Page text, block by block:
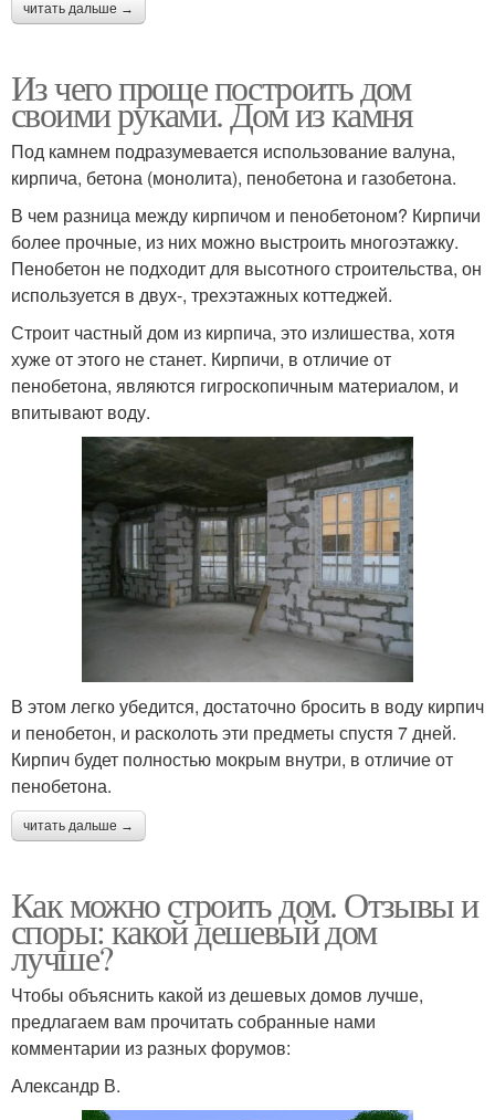
читать дальше →
Из чего проще построить дом
своими руками. Дом из камня
Под камнем подразумевается использование валуна,
кирпича, бетона (монолита), пенобетона и газобетона.
В чем разница между кирпичом и пенобетоном? Кирпичи
более прочные, из них можно выстроить многоэтажку.
Пенобетон не подходит для высотного строительства, он
используется в двух-, трехэтажных коттеджей.
Строит частный дом из кирпича, это излишества, хотя
хуже от этого не станет. Кирпичи, в отличие от
пенобетона, являются гигроскопичным материалом, и
впитывают воду.
В этом легко убедится, достаточно бросить в воду кирпич
и пенобетон, и расколоть эти предметы спустя 7 дней.
Кирпич будет полностью мокрым внутри, в отличие от
пенобетона.
читать дальше →
Как можно строить дом. Отзывы и
споры: какой дешевый дом
лучше?
Чтобы объяснить какой из дешевых домов лучше,
предлагаем вам прочитать собранные нами
комментарии из разных форумов:
Александр В.